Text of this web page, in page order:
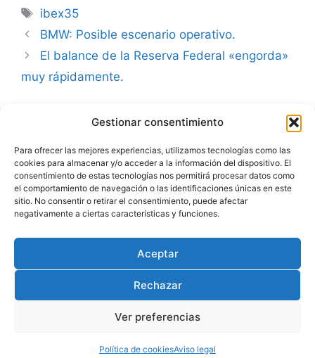
Gestionar consentimiento
Para ofrecer las mejores experiencias, utilizamos tecnologías como las
cookies para almacenar y/o acceder a la información del dispositivo. El
consentimiento de estas tecnologías nos permitirá procesar datos como
el comportamiento de navegación o las identificaciones únicas en este
sitio. No consentir o retirar el consentimiento, puede afectar
negativamente a ciertas características y funciones.
Aceptar
Rechazar
Ver preferencias
Política de cookiesAviso legal
Etiquetas
ibex35
BMW: Posible escenario operativo.
El balance de la Reserva Federal «engorda»
muy rápidamente.
Advertencia
Política de privacidad
Aviso legal
Política de cookies
con GeneratePress